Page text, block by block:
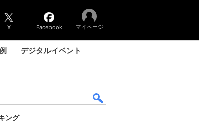
X Facebook マイページ
デジタルイベント
ング